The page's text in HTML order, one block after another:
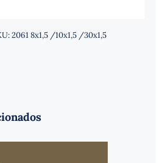
2061 8x1,5 /10x1,5 /30x1,5